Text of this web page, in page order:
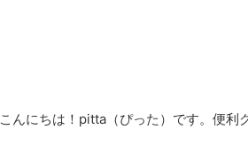
こんにちは！pitta（ぴった）です。便利